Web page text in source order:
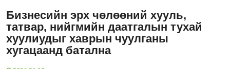
Бизнесийн эрх чөлөөний хууль,
татвар, нийгмийн даатгалын тухай
хуулиудыг хаврын чуулганы
хугацаанд батална